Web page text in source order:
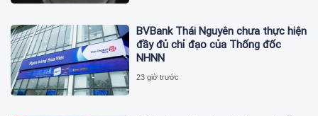
BVBank Thái Nguyên chưa thực hiện
đầy đủ chỉ đạo của Thống đốc
NHNN
23 giờ trước